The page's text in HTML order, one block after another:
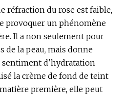
réfraction du rose est faible,
provoquer un phénomène
Il a non seulement pour
de la peau, mais donne
sentiment d'hydratation
la crème de fond de teint
première, elle peut